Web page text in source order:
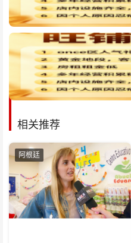
相关推荐
阿根廷